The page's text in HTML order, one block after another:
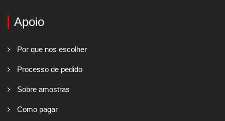
Apoio
Por que nos escolher
Processo de pedido
Sobre amostras
Como pagar